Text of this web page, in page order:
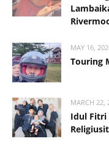
MAY 16,
Touring
MARCH 22,
Idul Fitri